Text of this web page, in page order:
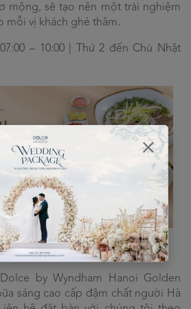
mộng, sẽ tạo nên một trải nghiệm
mỗi vị khách ghé thăm.
07:00 – 10:00 | Thứ 2 đến Chủ Nhật
tại khách sạn 5 sao chỉ với
299.000++VND
by Wyndham Hanoi Golden
sáng cao cấp đậm chất người Hà